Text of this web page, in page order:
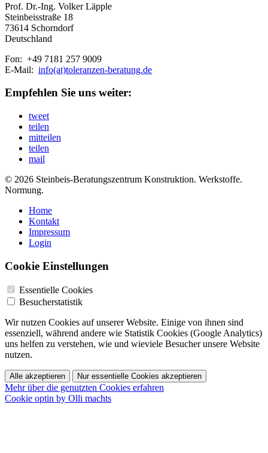
Prof. Dr.-Ing. Volker Läpple
Steinbeisstraße 18
73614 Schorndorf
Deutschland
Fon: +49 7181 257 9009
E-Mail: info(at)toleranzen-beratung.de
Empfehlen Sie uns weiter:
tweet
teilen
mitteilen
teilen
mail
© 2026 Steinbeis-Beratungszentrum Konstruktion. Werkstoffe.
Normung.
Home
Kontakt
Impressum
Login
Cookie Einstellungen
Essentielle Cookies
Besucherstatistik
Wir nutzen Cookies auf unserer Website. Einige von ihnen sind
essenziell, während andere wie Statistik Cookies (Google Analytics)
uns helfen zu verstehen, wie und wieviele Besucher unsere Website
nutzen.
Alle akzeptieren Nur essentielle Cookies akzeptieren
Mehr über die genutzten Cookies erfahren
Cookie optin by Olli machts